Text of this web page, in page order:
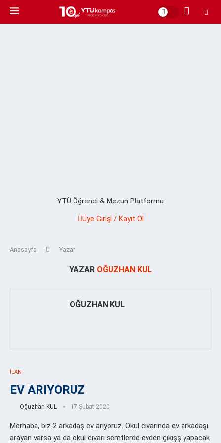
YTÜ Öğrenci & Mezun Platformu
Üye Girişi / Kayıt Ol
Anasayfa Yazar
YAZAR OĞUZHAN KUL
OĞUZHAN KUL
İLAN
EV ARIYORUZ
Oğuzhan KUL 17 Şubat 2020
Merhaba, biz 2 arkadaş ev arıyoruz. Okul civarında ev arkadaşı
arayan varsa ya da okul civarı semtlerde evden çıkışş yapacak